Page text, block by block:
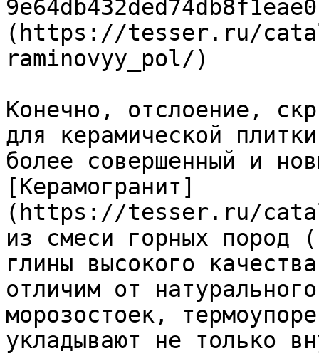
(https://tesser.ru/
raminovyy_pol/)
Конечно, отслоение,
для керамической
более совершенный и
[Керамогранит]
(https://tesser.ru/
из смеси горных пород
глины высокого
отличим от
морозостоек,
укладывают не только